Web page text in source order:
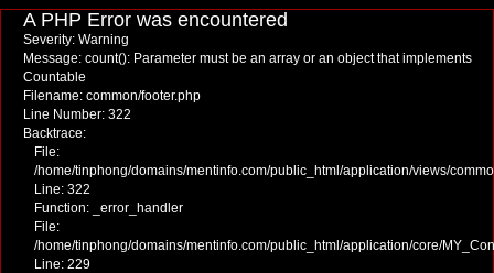
A PHP Error was encountered
Severity: Warning
Message: count(): Parameter must be an array or an object that implements
Countable
Filename: common/footer.php
Line Number: 322
Backtrace:
File:
/home/tinphong/domains/mentinfo.com/public_html/application/views/
Line: 322
Function: _error_handler
File:
/home/tinphong/domains/mentinfo.com/public_html/application/core/
Line: 229